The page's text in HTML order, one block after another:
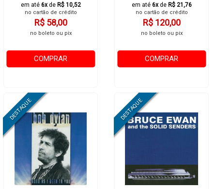
em até 6xde R$ 10,52
no cartão de crédito
R$ 58,00
no boleto ou pix
COMPRAR
em até 6xde R$ 21,76
no cartão de crédito
R$ 120,00
no boleto ou pix
COMPRAR